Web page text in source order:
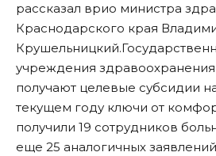
рассказал врио министра
Краснодарского края
учреждения
получают целевые субсидии
текущем году ключи от
получили 19 сотрудников
еще 25 аналогичных